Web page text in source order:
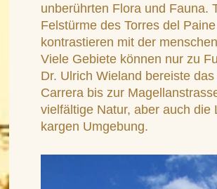
unberührten Flora und Fauna.
Felstürme des Torres del
kontrastieren mit der
Viele Gebiete können nur zu
Dr. Ulrich Wieland bereiste
Carrera bis zur
vielfältige Natur, aber auch
kargen Umgebung.